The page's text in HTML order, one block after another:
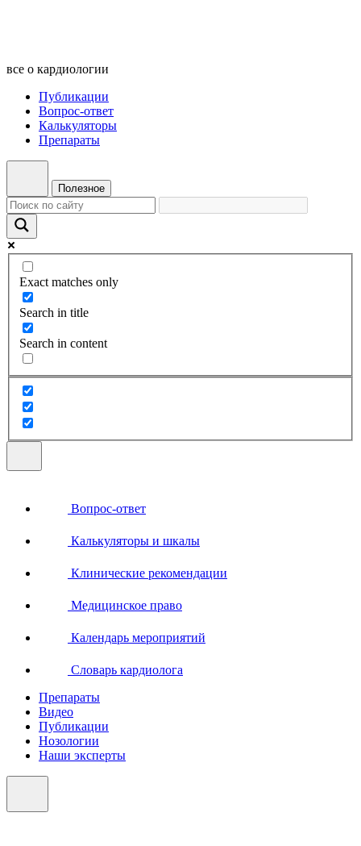
все о кардиологии
Публикации
Вопрос-ответ
Калькуляторы
Препараты
Полезное
Exact matches only
Search in title
Search in content
Вопрос-ответ
Калькуляторы и шкалы
Клинические рекомендации
Медицинское право
Календарь мероприятий
Словарь кардиолога
Препараты
Видео
Публикации
Нозологии
Наши эксперты